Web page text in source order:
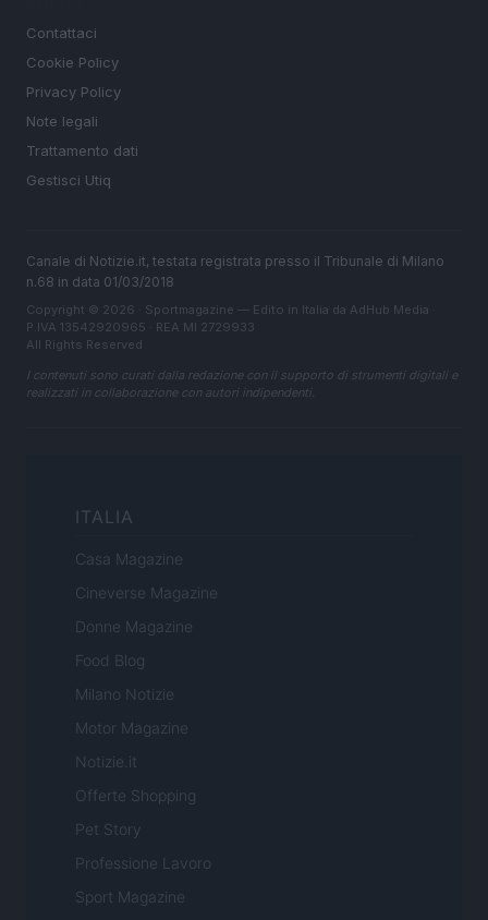
Contattaci
Cookie Policy
Privacy Policy
Note legali
Trattamento dati
Gestisci Utiq
Canale di Notizie.it, testata registrata presso il Tribunale di Milano
n.68 in data 01/03/2018
Copyright © 2026 · Sportmagazine — Edito in Italia da AdHub Media
P.IVA 13542920965 · REA MI 2729933
All Rights Reserved
I contenuti sono curati dalla redazione con il supporto di strumenti digitali e
realizzati in collaborazione con autori indipendenti.
ITALIA
Casa Magazine
Cineverse Magazine
Donne Magazine
Food Blog
Milano Notizie
Motor Magazine
Notizie.it
Offerte Shopping
Pet Story
Professione Lavoro
Sport Magazine